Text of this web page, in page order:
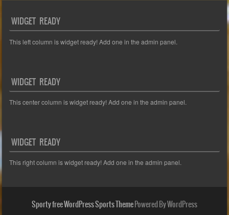
WIDGET READY
This left column is widget ready! Add one in the admin panel.
WIDGET READY
This center column is widget ready! Add one in the admin panel.
WIDGET READY
This right column is widget ready! Add one in the admin panel.
Sporty free WordPress Sports ThemePowered By WordPress